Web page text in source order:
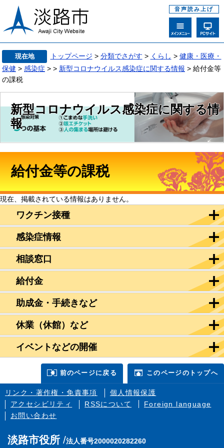
音声読み上げ
現在地 トップページ > 分類でさがす > くらし > 健康・医療・
保健 > 感染症 > > 新型コロナウイルス感染症に関する情報 > 給付金等
の課税
新型コロナウイルス感染症に関する情
報
ワクチン接種
感染症情報
相談窓口
給付金
助成金・手続きなど
休業（休館）など
イベントなどの開催
給付金等の課税
現在、掲載されている情報はありません。
前のページに戻る このページのトップへ
リンク・著作権・免責事項
個人情報保護
アクセシビリティ
RSSについて
Foreign language
お問い合わせ
淡路市役所 法人番号2000020282260